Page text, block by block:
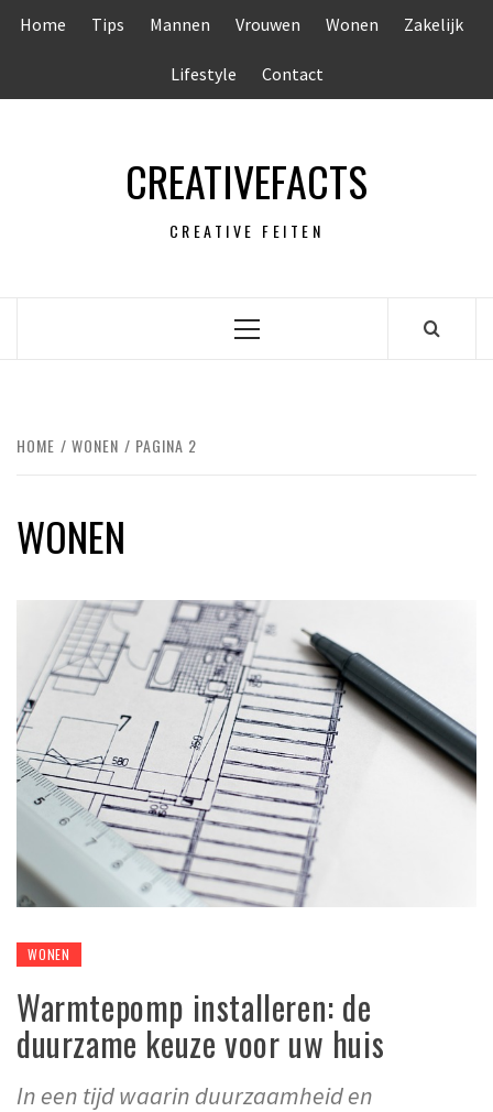
Home Tips Mannen Vrouwen Wonen Zakelijk
Lifestyle Contact
CREATIVEFACTS
CREATIVE FEITEN
Primair
HOME WONEN PAGINA 2
WONEN
WONEN
Warmtepomp installeren: de
duurzame keuze voor uw huis
In een tijd waarin duurzaamheid en